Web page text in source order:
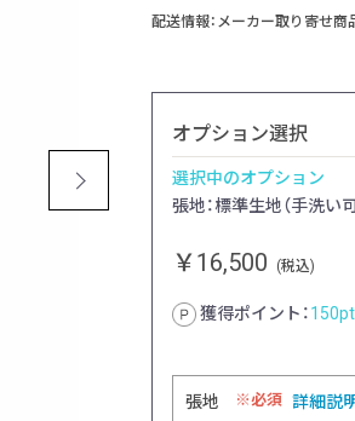
配送情報：メーカー取り寄せ商
オプション選択
選択中のオプション
張地：標準生地（手洗い
￥16,500 (税込)
獲得ポイント：150pt
張地 必須 詳細説